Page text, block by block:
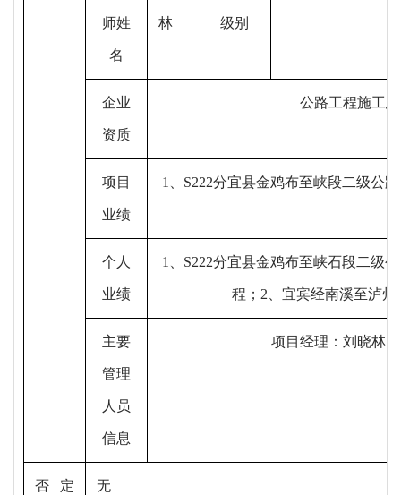
师姓
名
林 级别
企业
资质
公路工程施工
项目
业绩
1、 S222分宜县金鸡布至峡段二级公
个人
业绩
1、 S222分宜县金鸡布至峡石段二级
程 ； 2、 宜宾经南溪至泸
主要
管理
人员
信息
项目经理： 刘晓林
否定 无